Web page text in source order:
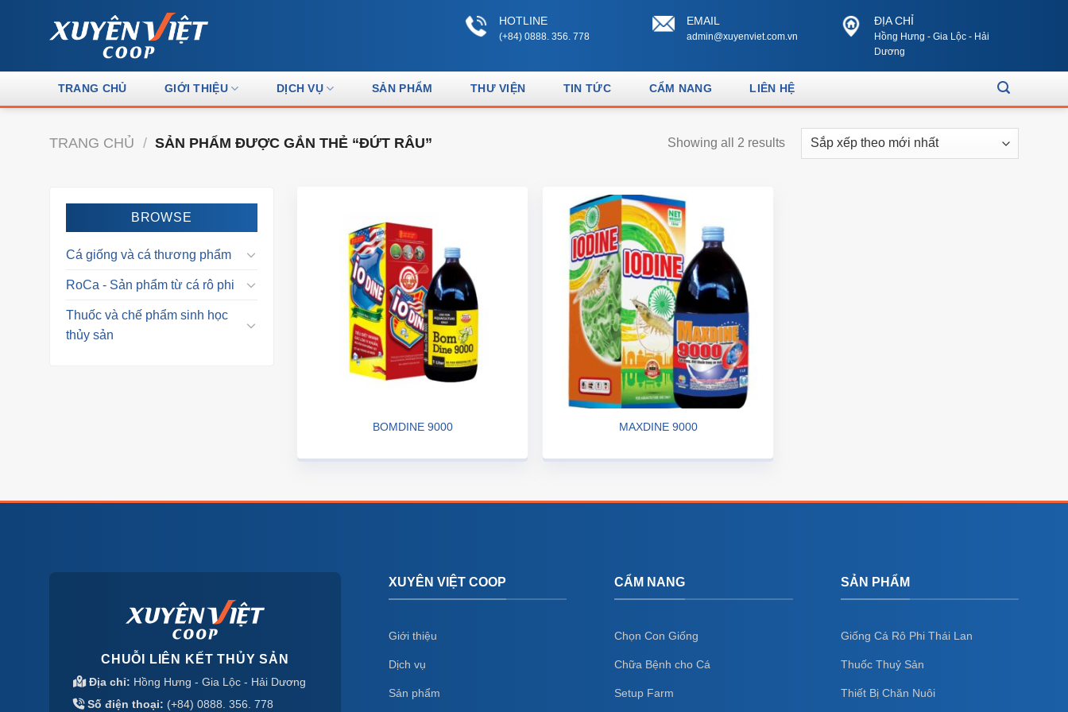
HOTLINE
(+84) 0888. 356. 778
EMAIL
admin@xuyenviet.com.vn
ĐỊA CHỈ
Hồng Hưng - Gia Lộc - Hải
Dương
TRANG CHỦ GIỚI THIỆU DỊCH VỤ SẢN PHẨM THƯ VIỆN TIN TỨC CẨM NANG LIÊN HỆ
TRANG CHỦ / SẢN PHẨM ĐƯỢC GẮN THẺ “ĐỨT RÂU” Showing all 2 results
BROWSE
Cá giống và cá thương phẩm
RoCa - Sản phẩm từ cá rô phi
Thuốc và chế phẩm sinh học
thủy sản
BOMDINE 9000 MAXDINE 9000
CHUỖI LIÊN KẾT THỦY SẢN
Địa chỉ: Hồng Hưng - Gia Lộc - Hải Dương
Số điện thoại: (+84) 0888. 356. 778
XUYÊN VIỆT COOP
Giới thiệu
Dịch vụ
Sản phẩm
CẨM NANG
Chọn Con Giống
Chữa Bệnh cho Cá
Setup Farm
SẢN PHẨM
Giống Cá Rô Phi Thái Lan
Thuốc Thuỷ Sản
Thiết Bị Chăn Nuôi